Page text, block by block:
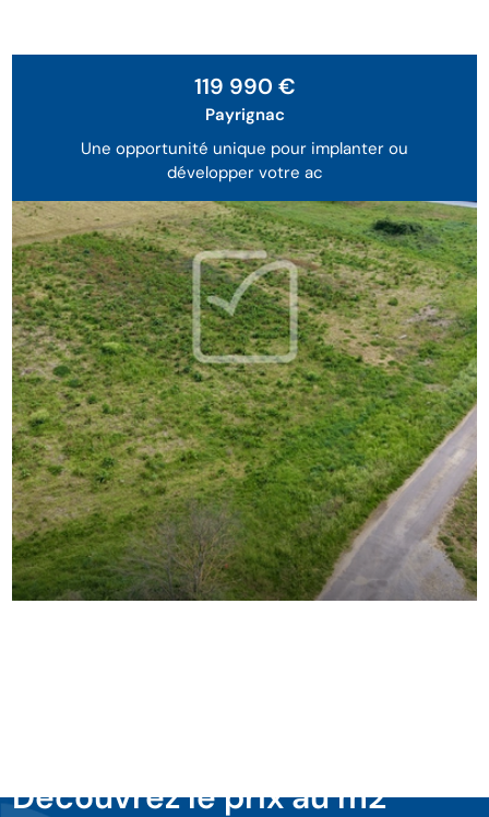
Une opportunité unique pour implanter ou
développer votre ac
119 990 €
Payrignac
Découvrez le prix au m2